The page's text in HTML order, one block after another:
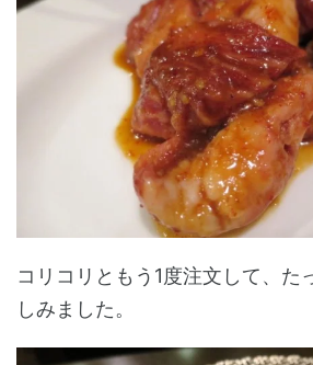
コリコリともう1度注文して、た
しみました。